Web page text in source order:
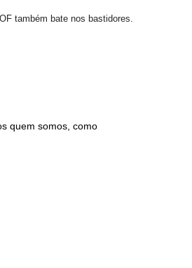
também bate nos bastidores.
quem somos, como